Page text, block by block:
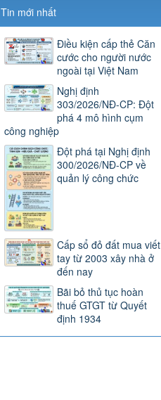
Tin mới nhất
Điều kiện cấp thẻ Căn
cước cho người nước
ngoài tại Việt Nam
Nghị định
303/2026/NĐ-CP: Đột
phá 4 mô hình cụm
công nghiệp
Đột phá tại Nghị định
300/2026/NĐ-CP về
quản lý công chức
Cấp sổ đỏ đất mua viết
tay từ 2003 xây nhà ở
đến nay
Bãi bỏ thủ tục hoàn
thuế GTGT từ Quyết
định 1934